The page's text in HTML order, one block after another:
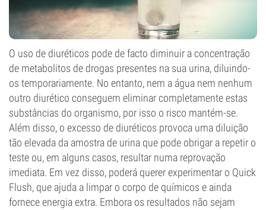
O uso de diuréticos pode de facto diminuir a concentração
de metabolitos de drogas presentes na sua urina, diluindo-
os temporariamente. No entanto, nem a água nem nenhum
outro diurético conseguem eliminar completamente estas
substâncias do organismo, por isso o risco mantém-se.
Além disso, o excesso de diuréticos provoca uma diluição
tão elevada da amostra de urina que pode obrigar a repetir o
teste ou, em alguns casos, resultar numa reprovação
imediata. Em vez disso, poderá querer experimentar o Quick
Flush, que ajuda a limpar o corpo de químicos e ainda
fornece energia extra. Embora os resultados não sejam